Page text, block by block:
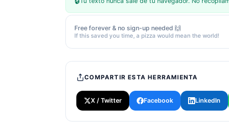
Free forever & no sign-up needed 🙌
If this saved you time, a pizza would mean the world!
COMPARTIR ESTA HERRAMIENTA
X / Twitter Facebook LinkedIn